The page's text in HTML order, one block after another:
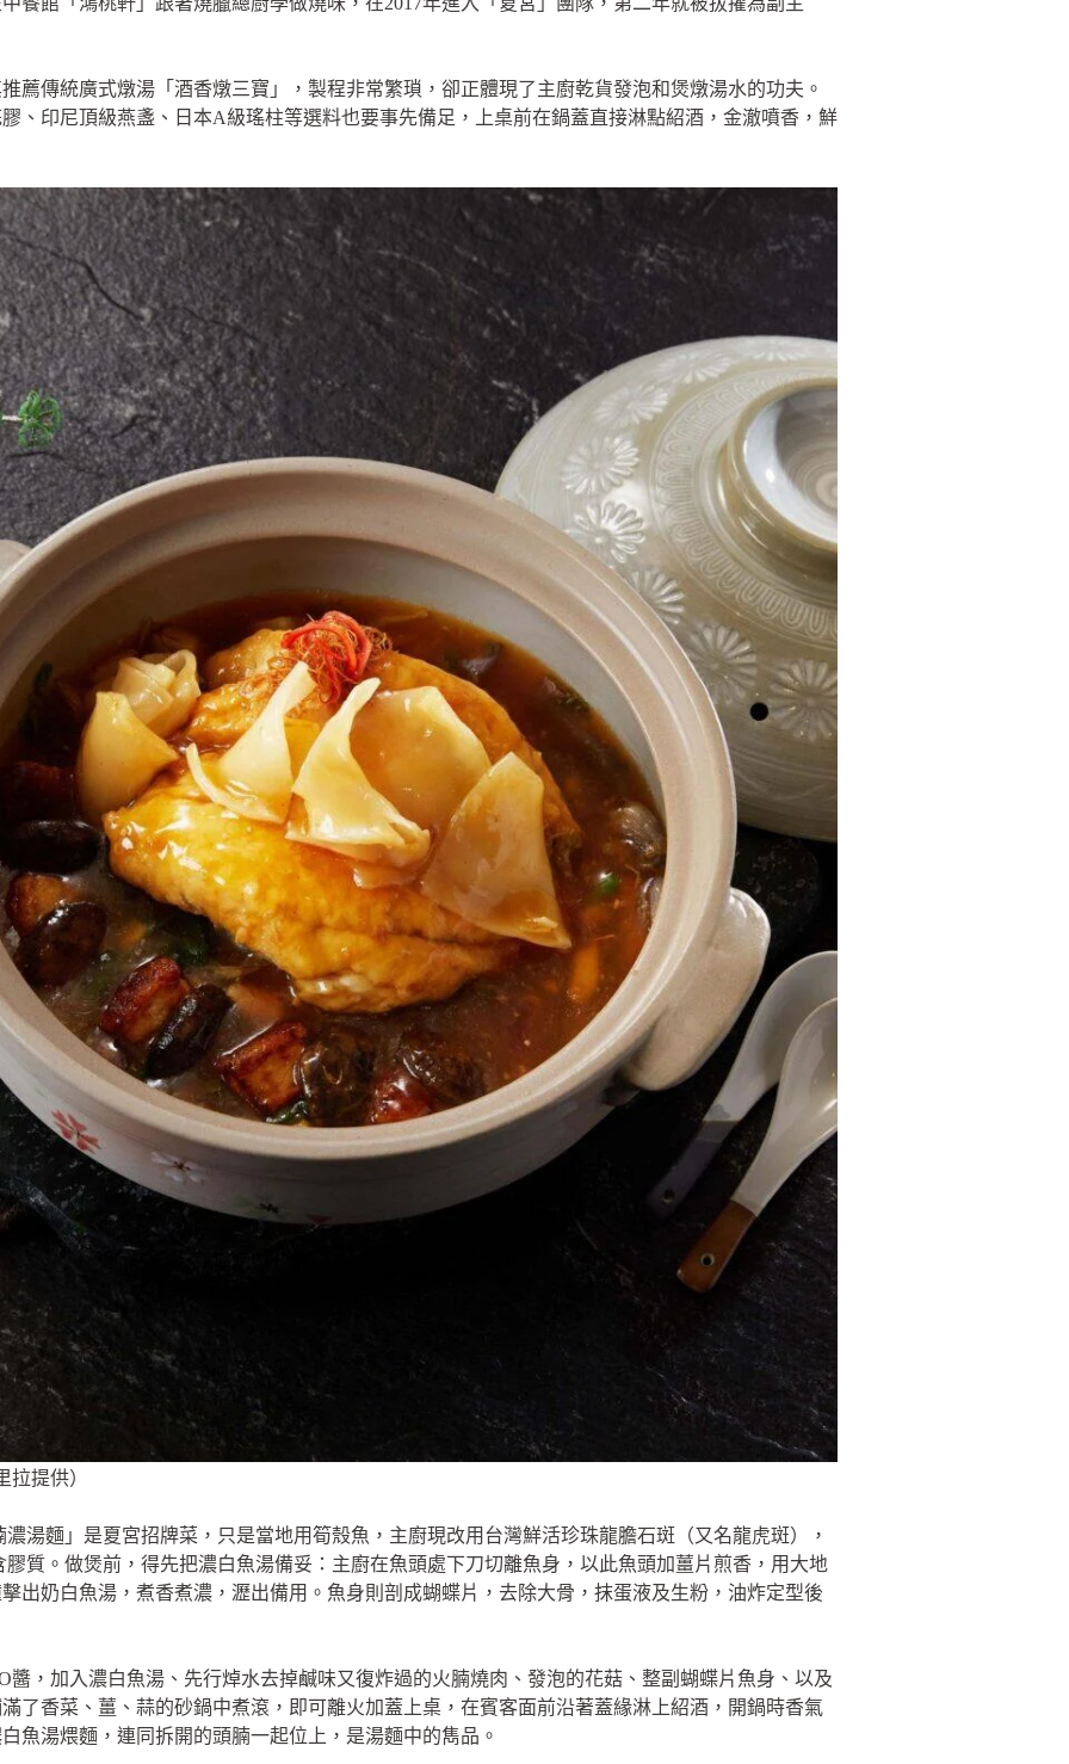
薦傳統廣式燉湯「酒香燉三寶」，製程非常繁瑣，卻正體現了主廚乾貨發泡和煲燉湯水的功夫。
、印尼頂級燕盞、日本A級瑤柱等選料也要事先備足，上桌前在鍋蓋直接淋點紹酒，金澈噴香，鮮
提供）
湯麵」是夏宮招牌菜，只是當地用筍殼魚，主廚現改用台灣鮮活珍珠龍膽石斑（又名龍虎斑），
質。做煲前，得先把濃白魚湯備妥：主廚在魚頭處下刀切離魚身，以此魚頭加薑片煎香，用大地
出奶白魚湯，煮香煮濃，瀝出備用。魚身則剖成蝴蝶片，去除大骨，抹蛋液及生粉，油炸定型後
醬，加入濃白魚湯、先行焯水去掉鹹味又復炸過的火腩燒肉、發泡的花菇、整副蝴蝶片魚身、以及
了香菜、薑、蒜的砂鍋中煮滾，即可離火加蓋上桌，在賓客面前沿著蓋緣淋上紹酒，開鍋時香氣
魚湯煨麵，連同拆開的頭腩一起位上，是湯麵中的雋品。